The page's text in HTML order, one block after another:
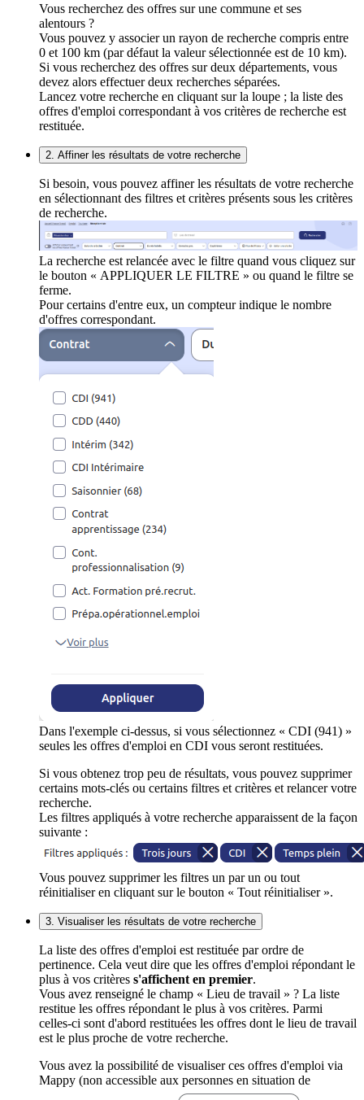
Vous recherchez des offres sur une commune et ses
alentours ?
Vous pouvez y associer un rayon de recherche compris entre
0 et 100 km (par défaut la valeur sélectionnée est de 10 km).
Si vous recherchez des offres sur deux départements, vous
devez alors effectuer deux recherches séparées.
Lancez votre recherche en cliquant sur la loupe ; la liste des
offres d'emploi correspondant à vos critères de recherche est
restituée.
2. Affiner les résultats de votre recherche
Si besoin, vous pouvez affiner les résultats de votre recherche
en sélectionnant des filtres et critères présents sous les critères
de recherche.
La recherche est relancée avec le filtre quand vous cliquez sur
le bouton « APPLIQUER LE FILTRE » ou quand le filtre se
ferme.
Pour certains d'entre eux, un compteur indique le nombre
d'offres correspondant.
Dans l'exemple ci-dessus, si vous sélectionnez « CDI (941) »
seules les offres d'emploi en CDI vous seront restituées.
Si vous obtenez trop peu de résultats, vous pouvez supprimer
certains mots-clés ou certains filtres et critères et relancer votre
recherche.
Les filtres appliqués à votre recherche apparaissent de la façon
suivante :
Vous pouvez supprimer les filtres un par un ou tout
réinitialiser en cliquant sur le bouton « Tout réinitialiser ».
3. Visualiser les résultats de votre recherche
La liste des offres d'emploi est restituée par ordre de
pertinence. Cela veut dire que les offres d'emploi répondant le
plus à vos critères s'affichent en premier.
Vous avez renseigné le champ « Lieu de travail » ? La liste
restitue les offres répondant le plus à vos critères. Parmi
celles-ci sont d'abord restituées les offres dont le lieu de travail
est le plus proche de votre recherche.
Vous avez la possibilité de visualiser ces offres d'emploi via
Mappy (non accessible aux personnes en situation de